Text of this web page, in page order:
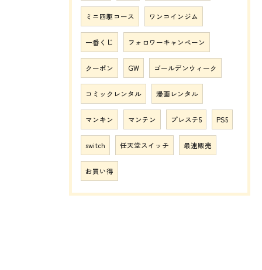
ミニ四駆コース ワンコインジム
一番くじ フォロワーキャンペーン
クーポン GW ゴールデンウィーク
コミックレンタル 漫画レンタル
マンキン マンテン プレステ5 PS5
switch 任天堂スイッチ 最速販売
お買い得